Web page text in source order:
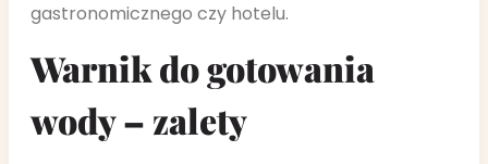
gastronomicznego czy hotelu.
Warnik do gotowania
wody – zalety